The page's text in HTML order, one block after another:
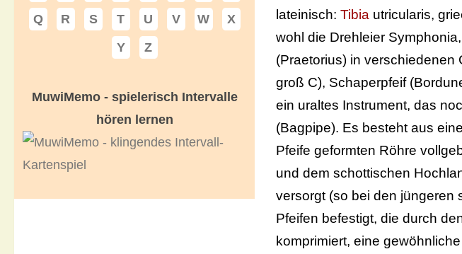
lateinisch: Tibia utricularis,
wohl die Drehleier
(Praetorius) in
groß C), Schaperpfeif
ein uraltes Instrument, das
(Bagpipe). Es besteht aus
Pfeife geformten Röhre
und dem schottischen
versorgt (so bei den jüngeren
Pfeifen befestigt, die durch
komprimiert, eine gewöhnliche
Q
R S T U V W
X
Y
Z
MuwiMemo - spielerisch Intervalle
hören lernen